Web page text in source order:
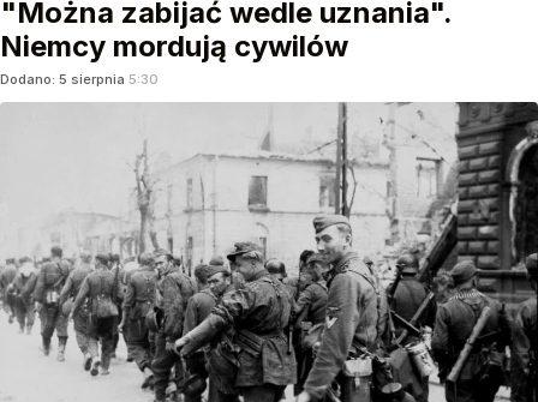
"Można zabijać wedle uznania".
Niemcy mordują cywilów
Dodano: 5 sierpnia 5:30